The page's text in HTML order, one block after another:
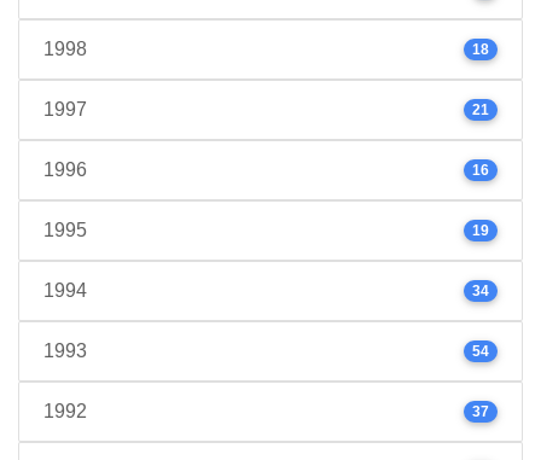
1998 18
1997 21
1996 16
1995 19
1994 34
1993 54
1992 37